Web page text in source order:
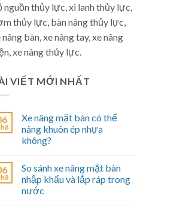
nguồn thủy lực, xi lanh thủy lực,
thủy lực, bàn nâng thủy lực,
nâng bàn, xe nâng tay, xe nâng
xe nâng thủy lực.
VIẾT MỚI NHẤT
Xe nâng mặt bàn có thể
nâng khuôn ép nhựa
không?
So sánh xe nâng mặt bàn
nhập khẩu và lắp ráp trong
nước